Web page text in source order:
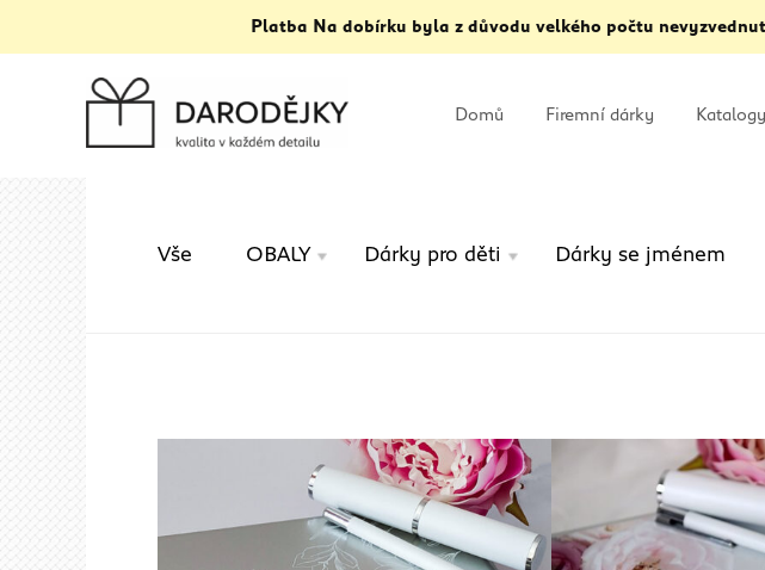
Platba Na dobírku byla z důvodu velkého počtu
Domů Firemní dárky Katalogy
Vše OBALY Dárky pro děti Dárky se jménem